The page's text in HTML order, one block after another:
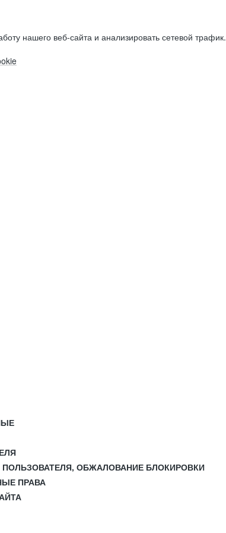
нашего веб-сайта и анализировать сетевой трафик.
ОБЖАЛОВАНИЕ БЛОКИРОВКИ
ПРАВА